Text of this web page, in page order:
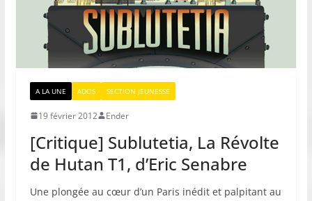
A LA UNE ADOS SECTION JEUNESSE
19 février 2012 Ender
[Critique] Sublutetia, La Révolte
de Hutan T1, d’Eric Senabre
Une plongée au cœur d’un Paris inédit et palpitant au